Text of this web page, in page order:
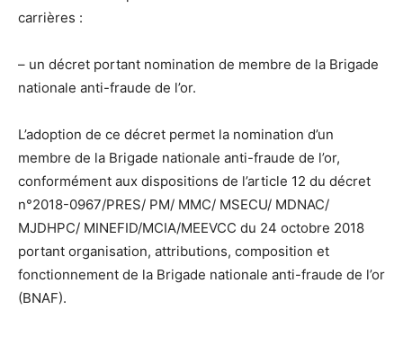
carrières :
– un décret portant nomination de membre de la Brigade
nationale anti-fraude de l’or.
L’adoption de ce décret permet la nomination d’un
membre de la Brigade nationale anti-fraude de l’or,
conformément aux dispositions de l’article 12 du décret
n°2018-0967/PRES/ PM/ MMC/ MSECU/ MDNAC/
MJDHPC/ MINEFID/MCIA/MEEVCC du 24 octobre 2018
portant organisation, attributions, composition et
fonctionnement de la Brigade nationale anti-fraude de l’or
(BNAF).